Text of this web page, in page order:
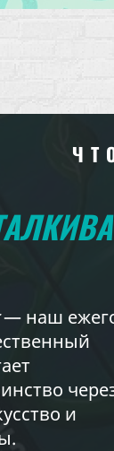
— наш
и